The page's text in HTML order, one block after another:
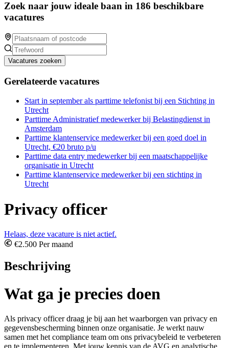
Zoek naar jouw ideale baan in 186 beschikbare
vacatures
Vacatures zoeken
Gerelateerde vacatures
Start in september als parttime telefonist bij een Stichting in
Utrecht
Parttime Administratief medewerker bij Belastingdienst in
Amsterdam
Parttime klantenservice medewerker bij een goed doel in
Utrecht, €20 bruto p/u
Parttime data entry medewerker bij een maatschappelijke
organisatie in Utrecht
Parttime klantenservice medewerker bij een stichting in
Utrecht
Privacy officer
Helaas, deze vacature is niet actief.
€2.500 Per maand
Beschrijving
Wat ga je precies doen
Als privacy officer draag je bij aan het waarborgen van privacy en
gegevensbescherming binnen onze organisatie. Je werkt nauw
samen met het compliance team om ons privacybeleid te verbeteren
en te implementeren. Met jouw kennis van de AVG en analytische